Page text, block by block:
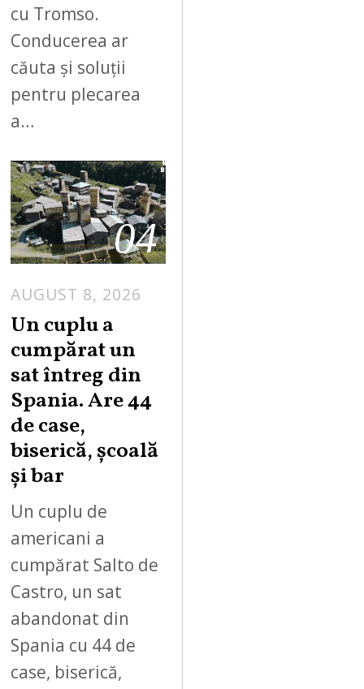
cu Tromso.
Conducerea ar
căuta și soluții
pentru plecarea
a…
04
AUGUST 8, 2026
Un cuplu a
cumpărat un
sat întreg din
Spania. Are 44
de case,
biserică, școală
și bar
Un cuplu de
americani a
cumpărat Salto de
Castro, un sat
abandonat din
Spania cu 44 de
case, biserică,